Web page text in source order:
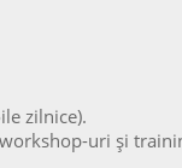
zilnice).
uri şi